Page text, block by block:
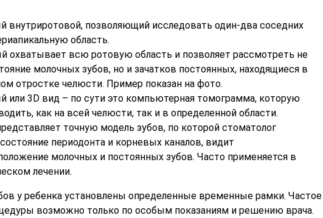
внутриротовой, позволяющий исследовать один-два соседних
область.
охватывает всю ротовую область и позволяет рассмотреть не
молочных зубов, но и зачатков постоянных, находящиеся в
отростке челюсти. Пример показан на фото.
или 3D вид – по сути это компьютерная томограмма, которую
как на всей челюсти, так и в определенной области.
точную модель зубов, по которой стоматолог
периодонта и корневых каналов, видит
молочных и постоянных зубов. Часто применяется в
лечении.
у ребенка установлены определенные временные рамки. Частое
возможно только по особым показаниям и решению врача.